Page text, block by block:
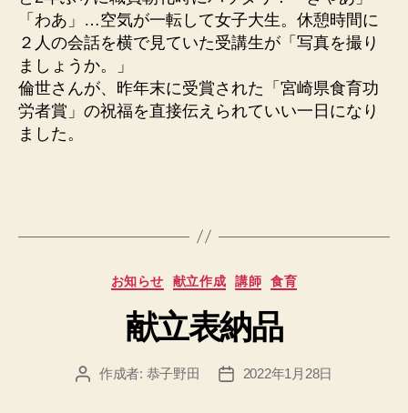
「わあ」…空気が一転して女子大生。休憩時間に
２人の会話を横で見ていた受講生が「写真を撮り
ましょうか。」
倫世さんが、昨年末に受賞された「宮崎県食育功
労者賞」の祝福を直接伝えられていい一日になり
ました。
カ
ゴ
リ
お知らせ 献立作成 講師 食育
献立表納品
投 作成者: 恭子野田
投
2022年1月28日